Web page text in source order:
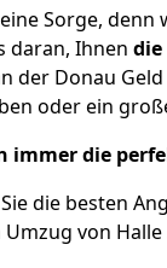
Sorge, denn
daran, Ihnen die
der Donau
oder ein
immer die
die besten
von